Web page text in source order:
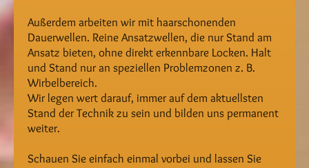
Außerdem arbeiten wir mit haarschonenden
Dauerwellen. Reine Ansatzwellen, die nur Stand am
Ansatz bieten, ohne direkt erkennbare Locken. Halt
und Stand nur an speziellen Problemzonen z. B.
Wirbelbereich.
Wir legen wert darauf, immer auf dem aktuellsten
Stand der Technik zu sein und bilden uns permanent
weiter.
Schauen Sie einfach einmal vorbei und lassen Sie